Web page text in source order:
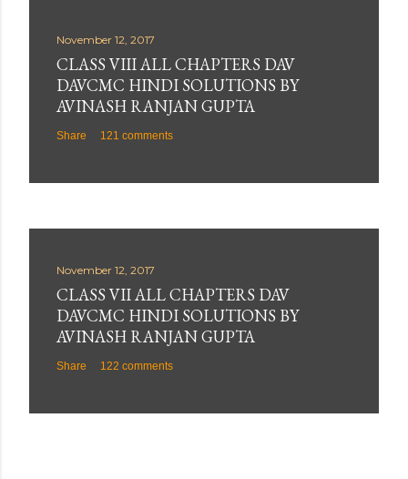
November 12, 2017
CLASS VIII ALL CHAPTERS DAV
DAVCMC HINDI SOLUTIONS BY
AVINASH RANJAN GUPTA
Share 121 comments
November 12, 2017
CLASS VII ALL CHAPTERS DAV
DAVCMC HINDI SOLUTIONS BY
AVINASH RANJAN GUPTA
Share 122 comments